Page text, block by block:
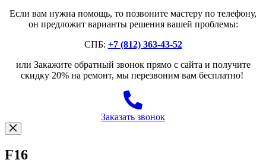
Если вам нужна помощь, то позвоните мастеру по телефону,
он предложит варианты решения вашей проблемы:
СПБ: +7 (812) 363-43-52
или Закажите обратный звонок прямо с сайта и получите
скидку 20% на ремонт, мы перезвоним вам бесплатно!
Заказать звонок
F16